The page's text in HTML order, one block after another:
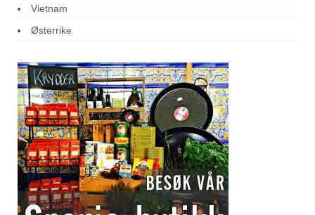
Vietnam
Østerrike